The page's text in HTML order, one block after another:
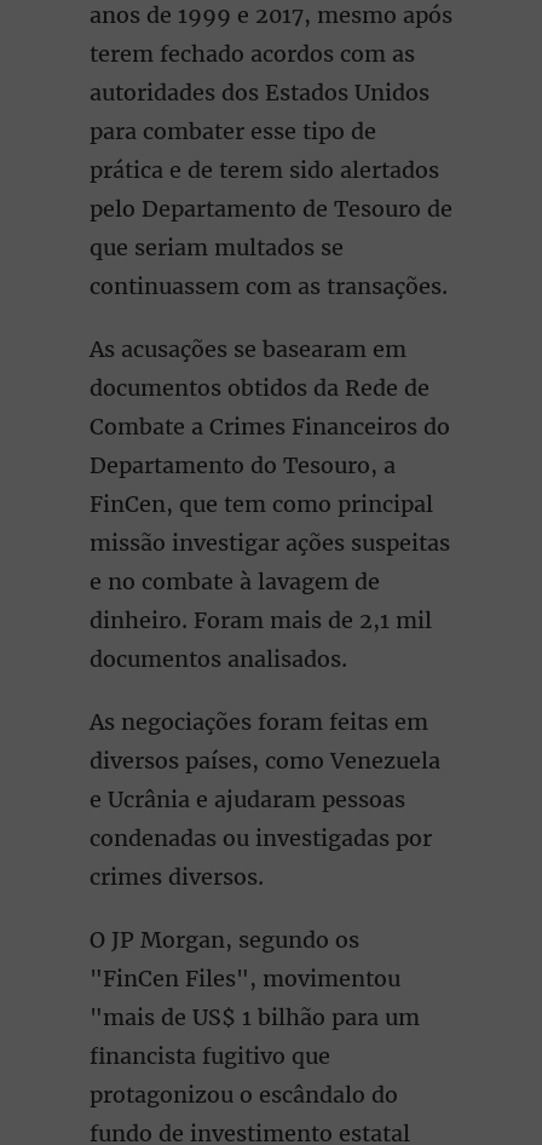
anos de 1999 e 2017, mesmo após
terem fechado acordos com as
autoridades dos Estados Unidos
para combater esse tipo de
prática e de terem sido alertados
pelo Departamento de Tesouro de
que seriam multados se
continuassem com as transações.
As acusações se basearam em
documentos obtidos da Rede de
Combate a Crimes Financeiros do
Departamento do Tesouro, a
FinCen, que tem como principal
missão investigar ações suspeitas
e no combate à lavagem de
dinheiro. Foram mais de 2,1 mil
documentos analisados.
As negociações foram feitas em
diversos países, como Venezuela
e Ucrânia e ajudaram pessoas
condenadas ou investigadas por
crimes diversos.
O JP Morgan, segundo os
"FinCen Files", movimentou
"mais de US$ 1 bilhão para um
financista fugitivo que
protagonizou o escândalo do
fundo de investimento estatal